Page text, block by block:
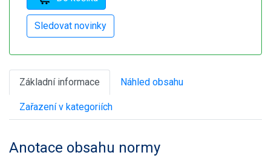
Základní informace Náhled obsahu
Zařazení v kategoriích
Anotace obsahu normy